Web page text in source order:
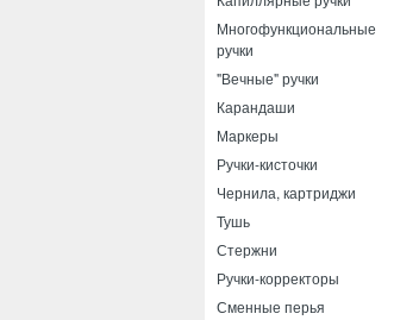
Многофункциональные
ручки
"Вечные" ручки
Карандаши
Маркеры
Ручки-кисточки
Чернила, картриджи
Тушь
Стержни
Ручки-корректоры
Сменные перья